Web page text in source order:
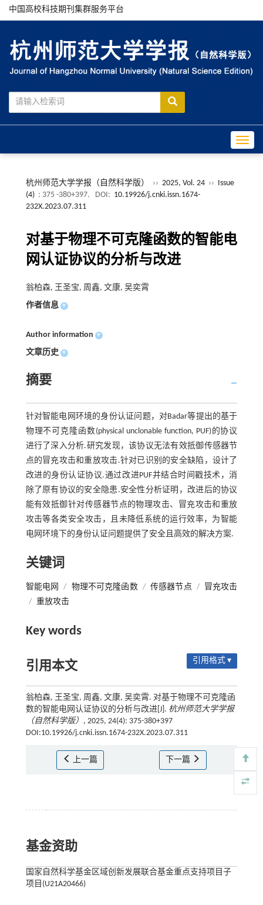
中国高校科技期刊集群服务平台
杭州师范大学学报（自然科学版） ›› 2025, Vol. 24 ›› Issue
(4) : 375 -380+397. DOI: 10.19926/j.cnki.issn.1674-
232X.2023.07.311
对基于物理不可克隆函数的智能电
网认证协议的分析与改进
翁柏森, 王圣宝, 周鑫, 文康, 吴奕霄
作者信息 +
Author information +
文章历史 +
摘要
针对智能电网环境的身份认证问题，对Badar等提出的基于
物理不可克隆函数(physical unclonable function, PUF)的协议
进行了深入分析.研究发现，该协议无法有效抵御传感器节
点的冒充攻击和重放攻击.针对已识别的安全缺陷，设计了
改进的身份认证协议.通过改进PUF并结合时间戳技术，消
除了原有协议的安全隐患.安全性分析证明，改进后的协议
能有效抵御针对传感器节点的物理攻击、冒充攻击和重放
攻击等各类安全攻击，且未降低系统的运行效率，为智能
电网环境下的身份认证问题提供了安全且高效的解决方案.
关键词
智能电网 / 物理不可克隆函数 / 传感器节点 /
冒充攻击
/ 重放攻击
Key words
引用本文 引用格式 ▾
翁柏森, 王圣宝, 周鑫, 文康, 吴奕霄. 对基于物理不可克隆函
数的智能电网认证协议的分析与改进[J]. 杭州师范大学学报
（自然科学版） , 2025, 24(4): 375-380+397
DOI:10.19926/j.cnki.issn.1674-232X.2023.07.311
上一篇 下一篇
基金资助
国家自然科学基金区域创新发展联合基金重点支持项目子
项目(U21A20466)